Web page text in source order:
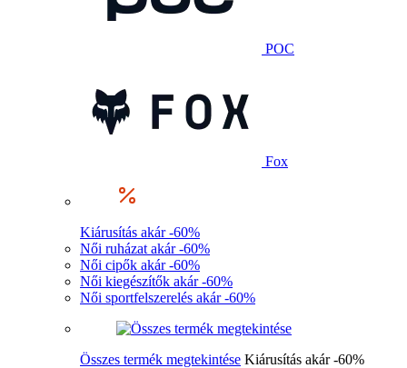
POC
Fox
Kiárusítás akár -60%
Női ruházat akár -60%
Női cipők akár -60%
Női kiegészítők akár -60%
Női sportfelszerelés akár -60%
Összes termék megtekintése Kiárusítás akár -60%